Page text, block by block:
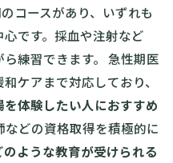
コースがあり、いずれも
です。採血や注射など
練習できます。 急性期医
ケアまで対応しており、
体験したい人におすすめ
どの資格取得を積極的に
ような教育が受けられる